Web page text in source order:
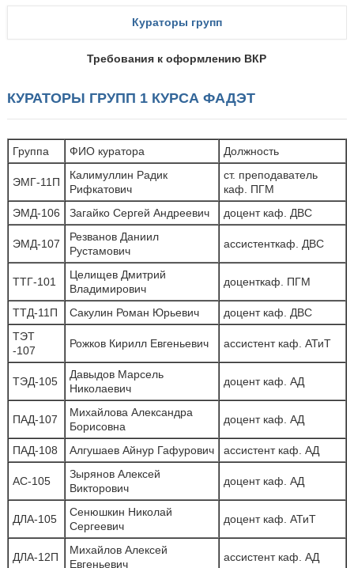
Кураторы групп
Требования к оформлению ВКР
КУРАТОРЫ ГРУПП 1 КУРСА ФАДЭТ
Группа ФИО куратора Должность
ЭМГ-11П
Калимуллин Радик
Рифкатович
ст. преподаватель
каф. ПГМ
ЭМД-106
Загайко Сергей Андреевич доцент каф. ДВС
ЭМД-107
Резванов Даниил
Рустамович
ассистенткаф. ДВС
ТТГ-101
Целищев Дмитрий
Владимирович
доценткаф. ПГМ
ТТД-11П Сакулин Роман Юрьевич
доцент каф. ДВС
ТЭТ
-107
Рожков Кирилл Евгеньевич ассистент каф. АТиТ
ТЭД-105
Давыдов Марсель
Николаевич
доцент каф. АД
ПАД-107
Михайлова Александра
Борисовна
доцент каф. АД
ПАД-108 Алгушаев Айнур Гафурович ассистент каф. АД
АС-105
Зырянов Алексей
Викторович
доцент каф. АД
ДЛА-105
Сенюшкин Николай
Сергеевич
доцент каф. АТиТ
ДЛА-12П
Михайлов Алексей
Евгеньевич
ассистент каф. АД